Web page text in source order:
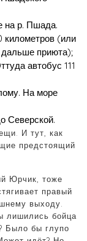
на р. Пшада.
километров (или
дальше приюта);
автобус 111
На море
Северской.
И тут, как
предстоящий
Юрчик, тоже
правый
выходу.
лишились бойца
Было бы глупо